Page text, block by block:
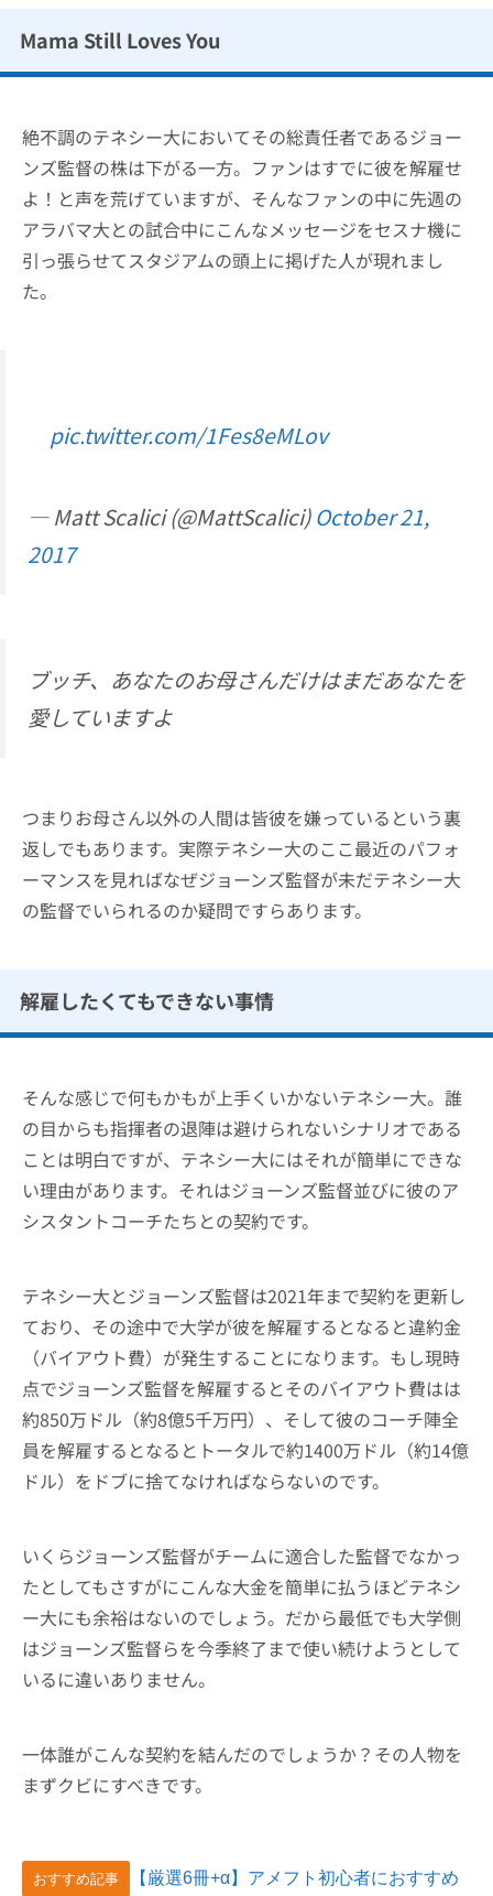
Mama Still Loves You
絶不調のテネシー大においてその総責任者であるジョー
ンズ監督の株は下がる一方。ファンはすでに彼を解雇せ
よ！と声を荒げていますが、そんなファンの中に先週の
アラバマ大との試合中にこんなメッセージをセスナ機に
引っ張らせてスタジアムの頭上に掲げた人が現れまし
た。
pic.twitter.com/1Fes8eMLov
— Matt Scalici (@MattScalici)October 21,
2017
ブッチ、あなたのお母さんだけはまだあなたを
愛していますよ
つまりお母さん以外の人間は皆彼を嫌っているという裏
返しでもあります。実際テネシー大のここ最近のパフォ
ーマンスを見ればなぜジョーンズ監督が未だテネシー大
の監督でいられるのか疑問ですらあります。
解雇したくてもできない事情
そんな感じで何もかもが上手くいかないテネシー大。誰
の目からも指揮者の退陣は避けられないシナリオである
ことは明白ですが、テネシー大にはそれが簡単にできな
い理由があります。それはジョーンズ監督並びに彼のア
シスタントコーチたちとの契約です。
テネシー大とジョーンズ監督は2021年まで契約を更新し
ており、その途中で大学が彼を解雇するとなると違約金
（バイアウト費）が発生することになります。もし現時
点でジョーンズ監督を解雇するとそのバイアウト費はは
約850万ドル（約8億5千万円）、そして彼のコーチ陣全
員を解雇するとなるとトータルで約1400万ドル（約14億
ドル）をドブに捨てなければならないのです。
いくらジョーンズ監督がチームに適合した監督でなかっ
たとしてもさすがにこんな大金を簡単に払うほどテネシ
ー大にも余裕はないのでしょう。だから最低でも大学側
はジョーンズ監督らを今季終了まで使い続けようとして
いるに違いありません。
一体誰がこんな契約を結んだのでしょうか？その人物を
まずクビにすべきです。
おすすめ記事 【厳選6冊+α】アメフト初心者におすすめ